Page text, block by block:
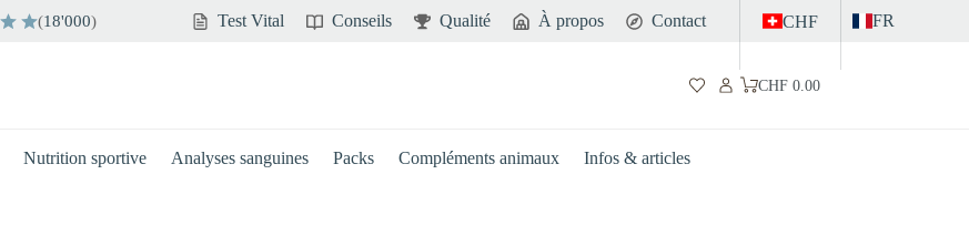
(18'000) Test Vital Conseils Qualité À propos Contact CHF FR
Panier
CHF0.00
Nutrition sportive Analyses sanguines Packs Compléments animaux Infos & articles